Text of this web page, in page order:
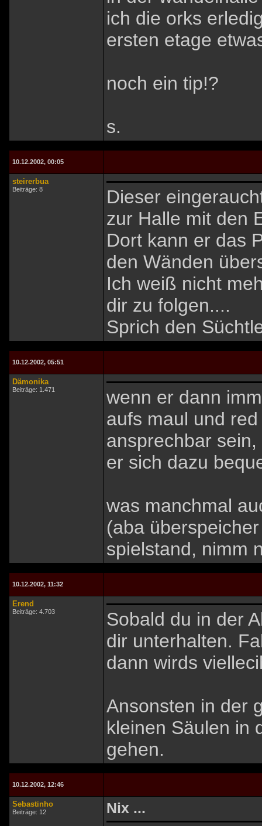
ich die orks
ersten etage
noch ein tip!?
s.
10.12.2002, 00:05
steirerbua
Beiträge: 8
Dieser
zur Halle mit den
Dort kann er das
den Wänden
Ich weiß nicht
dir zu folgen....
Sprich den
10.12.2002, 05:51
Dämonika
Beiträge: 1.471
wenn er dann
aufs maul und
ansprechbar
er sich dazu
was manchmal
(aba
spielstand, nimm
10.12.2002, 11:32
Erend
Beiträge: 4.703
Sobald du in der
dir unterhalten.
dann wirds
Ansonsten in der
kleinen Säulen in
gehen.
10.12.2002, 12:46
Sebastinho
Beiträge: 12 Nix ...